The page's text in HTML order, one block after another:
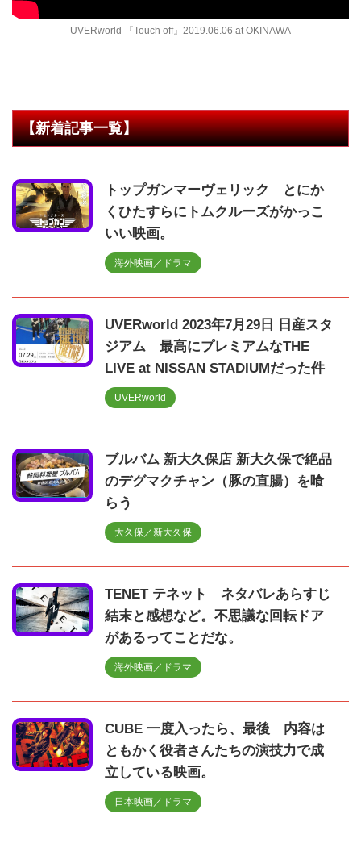
UVERworld 『Touch off』2019.06.06 at OKINAWA
【新着記事一覧】
トップガンマーヴェリック とにか
くひたすらにトムクルーズがかっこ
いい映画。
海外映画／ドラマ
UVERworld 2023年7月29日 日産スタ
ジアム 最高にプレミアムなTHE
LIVE at NISSAN STADIUMだった件
UVERworld
ブルバム 新大久保店 新大久保で絶品
のデグマクチャン（豚の直腸）を喰
らう
大久保／新大久保
TENET テネット ネタバレあらすじ
結末と感想など。不思議な回転ドア
があるってことだな。
海外映画／ドラマ
CUBE 一度入ったら、最後 内容は
ともかく役者さんたちの演技力で成
立している映画。
日本映画／ドラマ